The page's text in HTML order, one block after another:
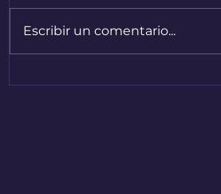
Escribir un comentario...